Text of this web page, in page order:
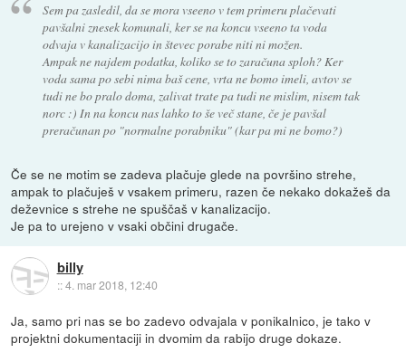
Sem pa zasledil, da se mora vseeno v tem primeru plačevati
pavšalni znesek komunali, ker se na koncu vseeno ta voda
odvaja v kanalizacijo in števec porabe niti ni možen.
Ampak ne najdem podatka, koliko se to zaračuna sploh? Ker
voda sama po sebi nima baš cene, vrta ne bomo imeli, avtov se
tudi ne bo pralo doma, zalivat trate pa tudi ne mislim, nisem tak
norc :) In na koncu nas lahko to še več stane, če je pavšal
preračunan po "normalne porabniku" (kar pa mi ne bomo?)
Če se ne motim se zadeva plačuje glede na površino strehe,
ampak to plačuješ v vsakem primeru, razen če nekako dokažeš da
deževnice s strehe ne spuščaš v kanalizacijo.
Je pa to urejeno v vsaki občini drugače.
billy
::4. mar 2018, 12:40
Ja, samo pri nas se bo zadevo odvajala v ponikalnico, je tako v
projektni dokumentaciji in dvomim da rabijo druge dokaze.